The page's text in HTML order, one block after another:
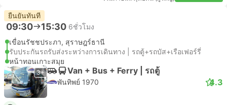
ยืนยันทันที
09:30 15:30 6ชั่วโมง
เขื่อนรัชชประภา, สุราษฎร์ธานี
รับประกันรถรับส่งระหว่างการเดินทาง | รถตู้+รถบัส+เรือเฟอร์รี่
หน้าทอนเกาะสมุย
3+ Van + Bus + Ferry | รถตู้
พันทิพย์ 1970 4.3